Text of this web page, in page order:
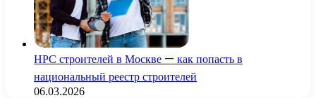
НРС строителей в Москве — как попасть в
национальный реестр строителей
06.03.2026